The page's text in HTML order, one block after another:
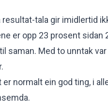
resultat-tala gir imidlertid
er opp 23 prosent sidan
saman. Med to unntak
normalt ein god ting, i